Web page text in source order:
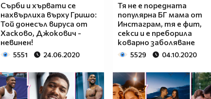
Сърби и хървати се
нахвърлиха върху Гришо:
Той донесъл вируса от
Хасково, Джокович -
невинен!
5551 24.06.2020
Тя не е поредната
популярна БГ мама от
Инстаграм, тя е фит,
секси и е преборила
коварно заболяване
5529 04.10.2020